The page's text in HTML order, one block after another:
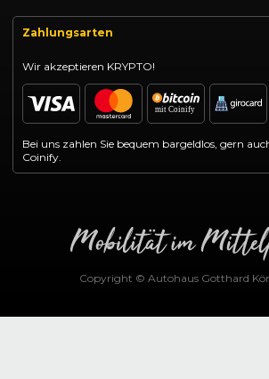
Zahlungsarten
Wir akzeptieren KRYPTO!
Bei uns zahlen Sie bequem bargeldlos, gern
Coinify.
Copyright © Autohaus Gotthard